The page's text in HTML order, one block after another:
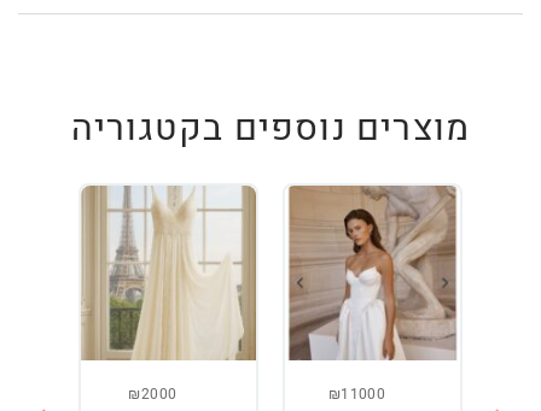
מוצרים נוספים בקטגוריה
₪11000
₪2000